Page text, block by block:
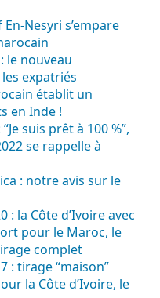
En-Nesyri s’empare
le nouveau
expatriés
établit un
en Inde !
suis prêt à 100 %”,
se rappelle à
: notre avis sur le
: la Côte d’Ivoire avec
pour le Maroc, le
complet
: tirage “maison”
la Côte d’Ivoire, le